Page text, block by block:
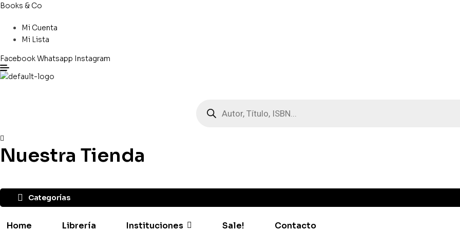
Books & Co
Mi Cuenta
Mi Lista
FacebookWhatsapp Instagram
productos
Nuestra Tienda
Categorías
Home Librería Instituciones Sale! Contacto